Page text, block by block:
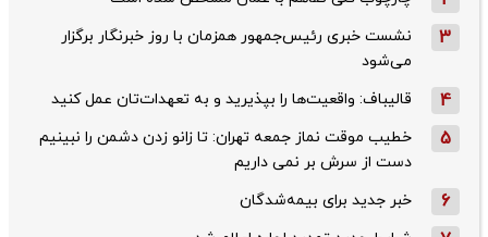
3
نشست خبری رئیس‌جمهور همزمان با روز خبرنگار برگزار
می‌شود
4 قالیباف: واقعیت‌ها را بپذیرید و به تعهدات‌تان عمل کنید
5
خطیب موقت نماز جمعه تهران: تا زانو زدن دشمن را نبینیم
دست از سرش بر نمی داریم
6 خبر جدید برای بیمه‌شدگان